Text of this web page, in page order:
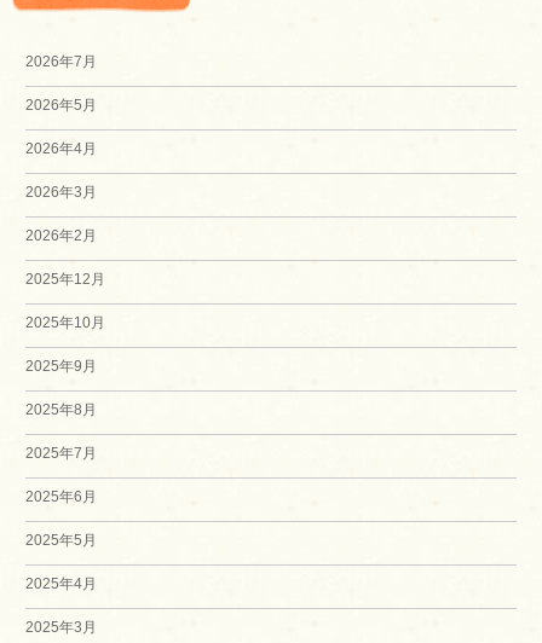
2026年7月
2026年5月
2026年4月
2026年3月
2026年2月
2025年12月
2025年10月
2025年9月
2025年8月
2025年7月
2025年6月
2025年5月
2025年4月
2025年3月